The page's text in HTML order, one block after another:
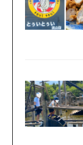
#教
#教えたい/こんなの